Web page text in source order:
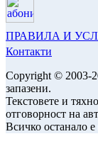
ПРАВИЛА И
Контакти
Copyright © 2003-
запазени.
Текстовете и
отговорност на
Всичко останало